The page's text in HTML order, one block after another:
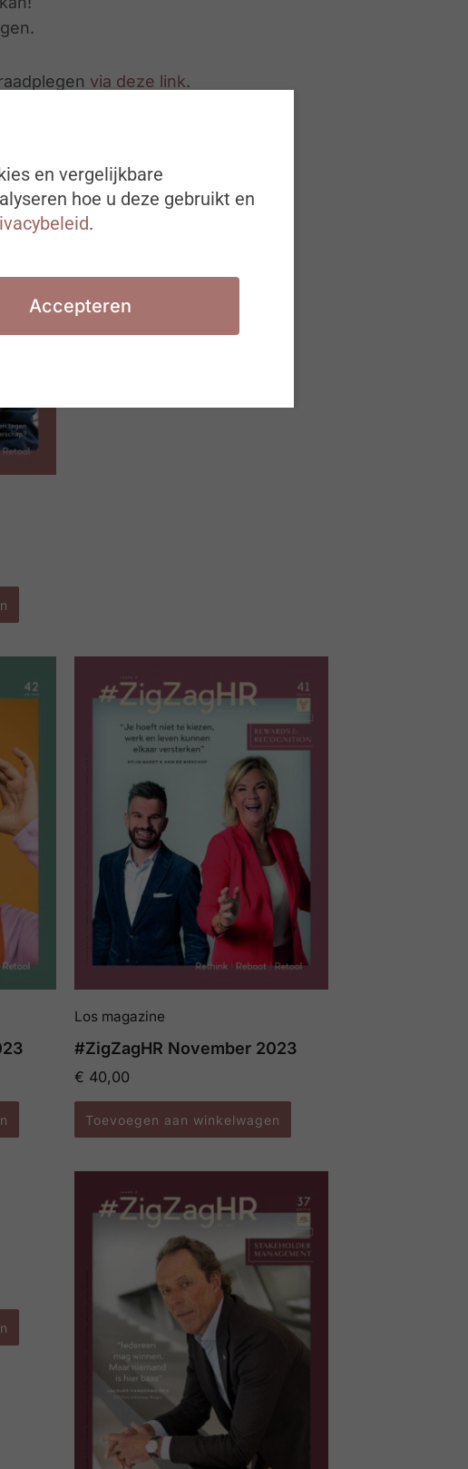
via deze link.
Los magazine
#ZigZagHR Maart 2024
Toevoegen aan winkelwagen
Los magazine
#ZigZagHR November 2023
€ 40,00
Toevoegen aan winkelwagen
en vergelijkbare
hoe u deze gebruikt en
.
Accepteren